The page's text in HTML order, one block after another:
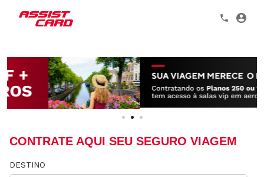
CONTRATE AQUI SEU SEGURO VIAGEM
DESTINO